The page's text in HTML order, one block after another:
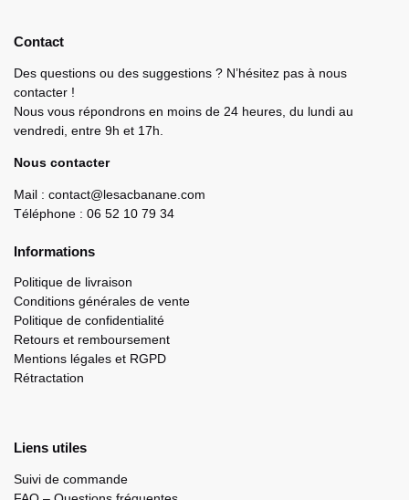
Contact
Des questions ou des suggestions ? N’hésitez pas à nous
contacter !
Nous vous répondrons en moins de 24 heures, du lundi au
vendredi, entre 9h et 17h.
Nous contacter
Mail : contact@lesacbanane.com
Téléphone : 06 52 10 79 34
Informations
Politique de livraison
Conditions générales de vente
Politique de confidentialité
Retours et remboursement
Mentions légales et RGPD
Rétractation
Liens utiles
Suivi de commande